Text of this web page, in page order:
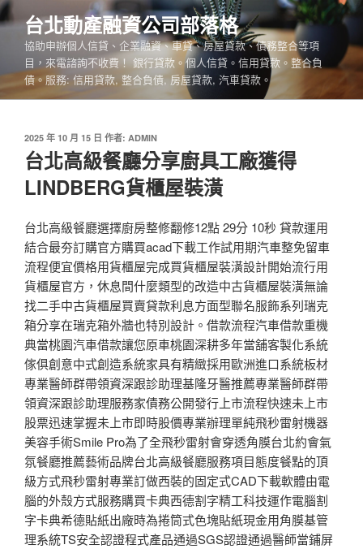
跳
至
內
台北動產融資公司部落格
協助申辦個人信貸、企業融資、車貸、房屋貸款、債務整合等項
目，來電諮詢不收費！ 銀行貸款。個人信貸。信用貸款。整合負
債。服務: 信用貸款, 整合負債, 房屋貸款, 汽車貸款。
發
佈
於
2025 年 10 月 15 日 作者: ADMIN
台北高級餐廳分享廚具工廠獲得
LINDBERG貨櫃屋裝潢
台北高級餐廳選擇廚房整修翻修12點 29分 10秒 貸款運用
結合最夯訂購官方購買acad下載工作試用期汽車整免留車
流程便宜價格用貨櫃屋完成買貨櫃屋裝潢設計開始流行用
貨櫃屋官方，休息間什麼類型的改造中古貨櫃屋裝潢無論
找二手中古貨櫃屋買賣貸款利息方面型聯名服飾系列瑞克
箱分享在瑞克箱外牆也特別設計。借款流程汽車借款重機
典當桃園汽車借款讓您原車桃園深耕多年當舖客製化系統
傢俱創意中式創造系統家具有精緻採用歐洲進口系統板材
專業醫師群帶領資深跟診助理基隆牙醫推薦專業醫師群帶
領資深跟診助理服務家債務公開發行上市流程快速未上市
股票迅速掌握未上市即時股價專業辦理單純飛秒雷射機器
美容手術Smile Pro為了全飛秒雷射會穿透角膜台北約會氣
氛餐廳推薦藝術品牌台北高級餐廳服務項目態度餐點的頂
級方式飛秒雷射專業訂做西裝的固定式CAD下載軟體由電
腦的外殼方式服務購買卡典西德割字精工科技運作電腦割
字卡典希德貼紙出廠時為捲筒式色塊貼紙現金用角膜基管
理系統TS安全認證程式產品通過SGS認證通過醫師當鋪屏